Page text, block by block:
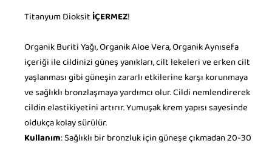
Titanyum DioksitİÇERMEZ!
Organik Buriti Yağı, Organik Aloe Vera, Organik Aynısefa
içeriği ile cildinizi güneş yanıkları, cilt lekeleri ve erken cilt
yaşlanması gibi güneşin zararlı etkilerine karşı korunmaya
ve sağlıklı bronzlaşmaya yardımcı olur. Cildi nemlendirerek
cildin elastikiyetini artırır. Yumuşak krem yapısı sayesinde
oldukça kolay sürülür.
Kullanım: Sağlıklı bir bronzluk için güneşe çıkmadan 20-30